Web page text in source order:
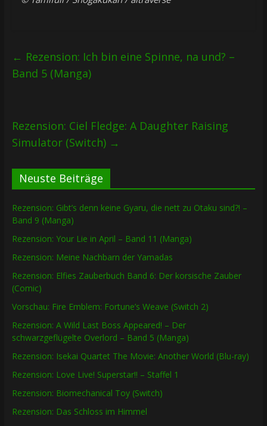
← Rezension: Ich bin eine Spinne, na und? –
Band 5 (Manga)
Rezension: Ciel Fledge: A Daughter Raising
Simulator (Switch) →
Neuste Beiträge
Rezension: Gibt’s denn keine Gyaru, die nett zu Otaku sind?! –
Band 9 (Manga)
Rezension: Your Lie in April – Band 11 (Manga)
Rezension: Meine Nachbarn der Yamadas
Rezension: Elfies Zauberbuch Band 6: Der korsische Zauber
(Comic)
Vorschau: Fire Emblem: Fortune’s Weave (Switch 2)
Rezension: A Wild Last Boss Appeared! – Der
schwarzgeflügelte Overlord – Band 5 (Manga)
Rezension: Isekai Quartet The Movie: Another World (Blu-ray)
Rezension: Love Live! Superstar!! – Staffel 1
Rezension: Biomechanical Toy (Switch)
Rezension: Das Schloss im Himmel